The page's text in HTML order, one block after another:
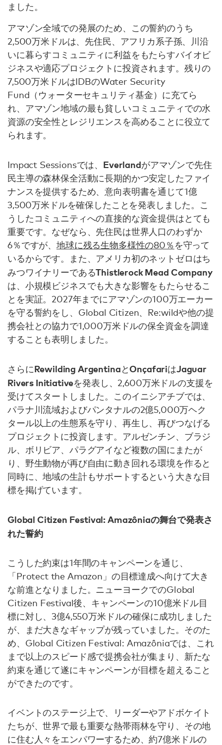
ました。
アマゾン全域での発展のため、この誓約のうち
2,500万米ドルは、先住民、アフリカ系子孫、川沿
いに暮らすコミュニティに利益をもたらすバイオビ
ジネスや適応プロジェクトに投資されます。残りの
7,500万米ドルはIDBのWater Security
Fund（ウォーターセキュリティ基金）に充てら
れ、アマゾン地域の最も貧しいコミュニティでの水
資源の安全性とレジリエンスを高めることに役立て
られます。
Impact Sessionsでは、 Everlandがアマゾンで先住
民主導の森林保全活動に長期的かつ安定したファイ
ナンスを提供するため、意向表明書を通じて1億
3,500万米ドルを確保したことを発表しました。こ
うしたコミュニティへの直接的な資金提供はとても
重要です。なぜなら、先住民は世界人口のわずか
6％ですが、地球に残る生物多様性の80％を守って
いるからです。また、アメリカ初のネットゼロはち
みつワイナリーであるThistlerock Mead Company
は、小規模ビジネスでも大きな影響をもたらせるこ
とを実証。2027年までにアマゾンの100万エーカー
を守る誓約をし、Global Citizen、Re:wildや他の提
携会社との協力で1,000万米ドルの保全資金を調達
することも表明しました。
さらにRewilding ArgentinaとOnçafariはJaguar
Rivers Initiativeを発表し、2,600万米ドルの支援を
受けてスタートしました。このイニシアチブでは、
パラナ川流域およびパンタナルの2億5,000万ヘク
タール以上の生態系を守り、再生し、再びつなげる
プロジェクトに投資します。アルゼンチン、ブラジ
ル、ボリビア、パラグアイなど複数の国にまたが
り、野生動物が再び自由に動き回れる環境を作ると
同時に、地域の生計もサポートするという大きな目
標を掲げています。
Global Citizen Festival: Amazôniaの舞台で発表さ
れた誓約
こうした約束は1年間のキャンペーンを通じ、
「Protect the Amazon」の目標達成へ向けて大き
な前進となりました。ニューヨークでのGlobal
Citizen Festival後、キャンペーンの10億米ドル目
標に対し、3億4,550万米ドルの確保に成功しました
が、まだ大きなギャップが残っていました。そのた
め、Global Citizen Festival: Amazôniaでは、これ
まで以上のスピード感で提携会社が集まり、新たな
約束を通じて遂にキャンペーンが目標を超えること
ができたのです。
イベントのステージ上で、リーダーやアドボケイト
たちが、世界で最も重要な熱帯雨林を守り、その地
に住む人々をエンパワーするため、約7億米ドルの